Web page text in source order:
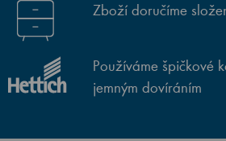
Zboží doručíme
Používáme špičkové
jemným dovíráním